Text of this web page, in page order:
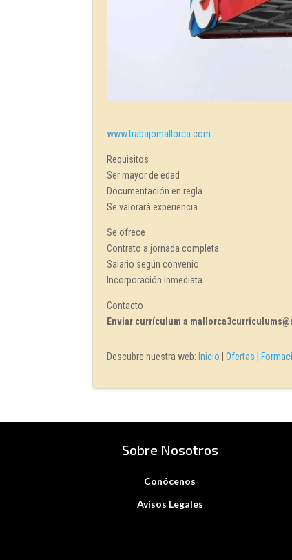
www.trabajomallorca.com
Requisitos
Ser mayor de edad
Documentación en regla
Se valorará experiencia
Se ofrece
Contrato a jornada completa
Salario según convenio
Incorporación inmediata
Contacto
Enviar currículum a
Descubre nuestra web:Inicio |Ofertas |
Sobre Nosotros
Conócenos
Avisos Legales